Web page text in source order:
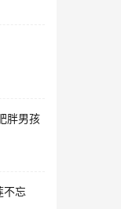
胖男孩
不忘